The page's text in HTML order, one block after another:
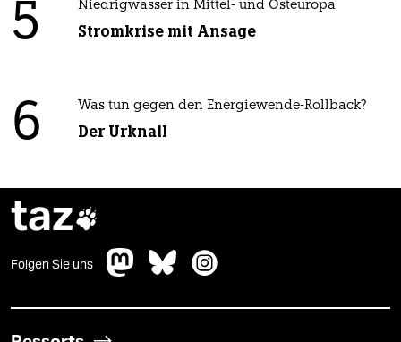
5 Niedrigwasser in Mittel- und Osteuropa
Stromkrise mit Ansage
6 Was tun gegen den Energiewende-Rollback?
Der Urknall
taz
Folgen Sie uns